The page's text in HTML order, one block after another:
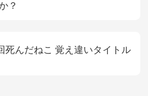
？
死んだねこ 覚え違いタイトル